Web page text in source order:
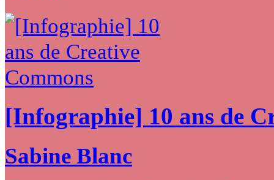
[Infographie] 10 ans de
Sabine Blanc